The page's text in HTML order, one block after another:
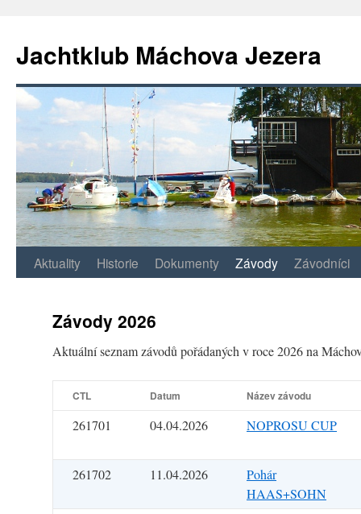
Jachtklub Máchova Jezera
Přejít
obsahu
Aktuality Historie Dokumenty Závody Závodníci
Závody 2026
Aktuální seznam závodů pořádaných v roce 2026 na
CTL Datum Název závodu
261701 04.04.2026 NOPROSU CUP
261702 11.04.2026
Pohár
HAAS+SOHN